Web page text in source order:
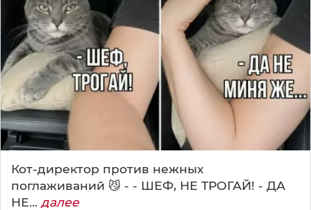
Кот-директор против нежных
поглаживаний 😼 - - ШЕФ, НЕ ТРОГАЙ! - ДА
НЕ... далее